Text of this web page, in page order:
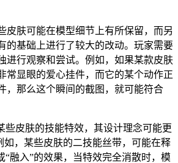
皮肤可能在模型细节上有所保留，而另
的基础上进行了较大的改动。玩家需要
进行观察和尝试。例如，如果某款皮肤
常显眼的爱心挂件，而它的某个动作正
，那么这个瞬间的截图，就可能符合
些皮肤的技能特效，其设计理念可能更
如，某些皮肤的二技能丝带，可能在释
“融入”的效果，当特效完全消散时，模